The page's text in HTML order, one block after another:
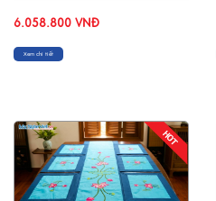
6.058.800 VNĐ
Xem chi tiết